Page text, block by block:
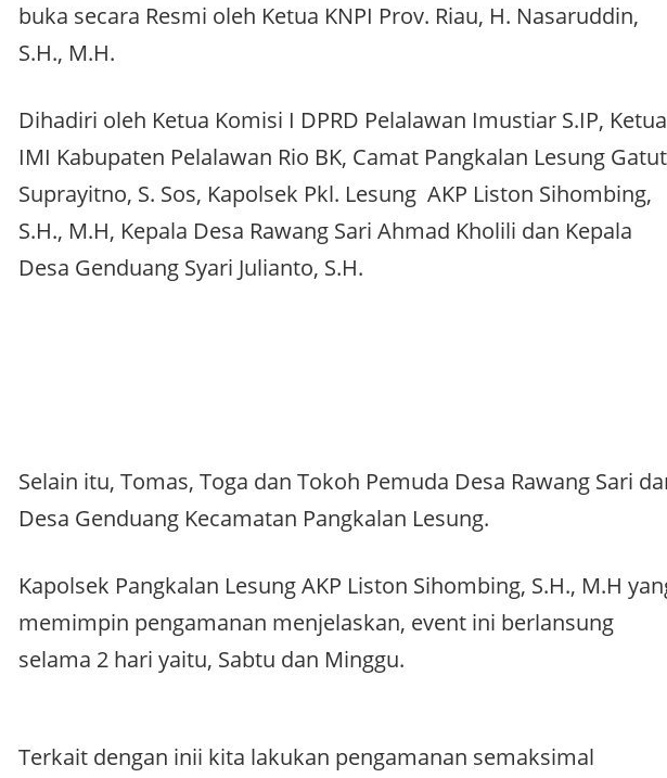
buka secara Resmi oleh Ketua KNPI Prov. Riau, H. Nasaruddin,
S.H., M.H.
Dihadiri oleh Ketua Komisi I DPRD Pelalawan Imustiar S.IP, Ketua
IMI Kabupaten Pelalawan Rio BK, Camat Pangkalan Lesung Gatut
Suprayitno, S. Sos, Kapolsek Pkl. Lesung AKP Liston Sihombing,
S.H., M.H, Kepala Desa Rawang Sari Ahmad Kholili dan Kepala
Desa Genduang Syari Julianto, S.H.
Selain itu, Tomas, Toga dan Tokoh Pemuda Desa Rawang Sari
Desa Genduang Kecamatan Pangkalan Lesung.
Kapolsek Pangkalan Lesung AKP Liston Sihombing, S.H., M.H
memimpin pengamanan menjelaskan, event ini berlansung
selama 2 hari yaitu, Sabtu dan Minggu.
Terkait dengan inii kita lakukan pengamanan semaksimal